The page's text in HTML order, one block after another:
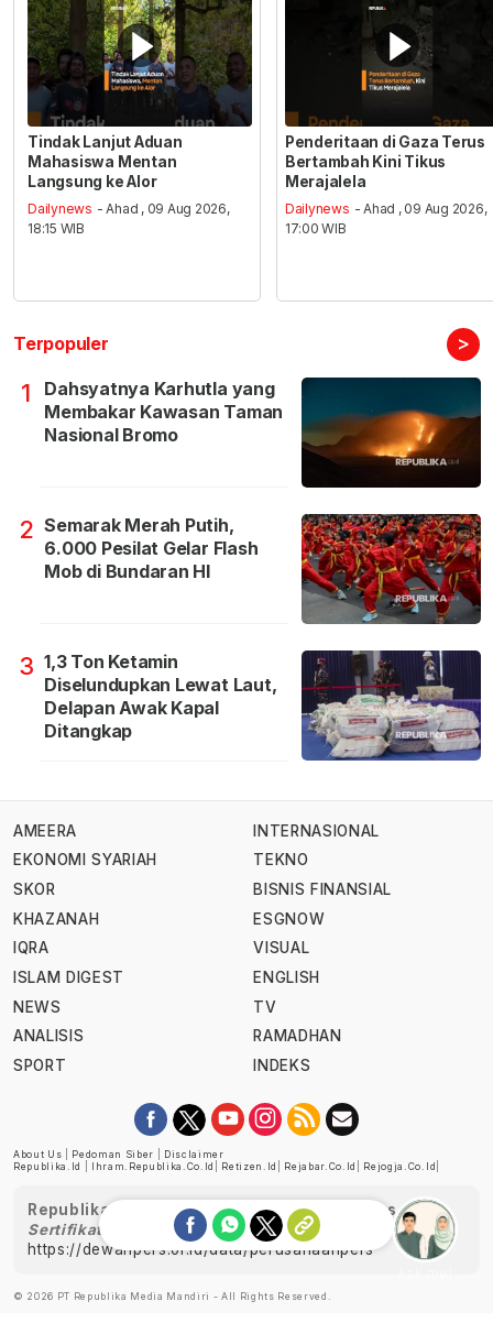
Tindak Lanjut Aduan
Mahasiswa Mentan
Langsung ke Alor
Dailynews - Ahad , 09 Aug 2026,
18:15 WIB
Penderitaan di Gaza Terus
Bertambah Kini Tikus
Merajalela
Dailynews - Ahad , 09 Aug 2026,
17:00 WIB
Terpopuler >
1
Dahsyatnya Karhutla yang
Membakar Kawasan Taman
Nasional Bromo
2 Semarak Merah Putih,
6.000 Pesilat Gelar Flash
Mob di Bundaran HI
3 1,3 Ton Ketamin
Diselundupkan Lewat Laut,
Delapan Awak Kapal
Ditangkap
AMEERA
EKONOMI SYARIAH
SKOR
KHAZANAH
IQRA
ISLAM DIGEST
NEWS
ANALISIS
SPORT
INTERNASIONAL
TEKNO
BISNIS FINANSIAL
ESGNOW
VISUAL
ENGLISH
TV
RAMADHAN
INDEKS
About Us Pedoman Siber
Disclaimer
Republika.id
Ihram.republika.co.id Retizen.id Rejabar.co.id Rejogja.co.id
Republika telah diverifikasi oleh Dewan Pers
Sertifikat Nomor 1058/DP-Verifikasi/K/XII/2022
https://dewanpers.or.id/data/perusahaanpers
© 2026 PT Republika Media Mandiri - All Rights Reserved.